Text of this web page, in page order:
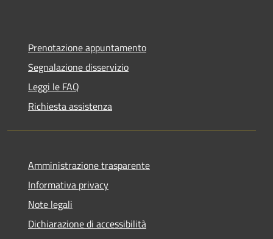
Prenotazione appuntamento
Segnalazione disservizio
Leggi le FAQ
Richiesta assistenza
Amministrazione trasparente
Informativa privacy
Note legali
Dichiarazione di accessibilità